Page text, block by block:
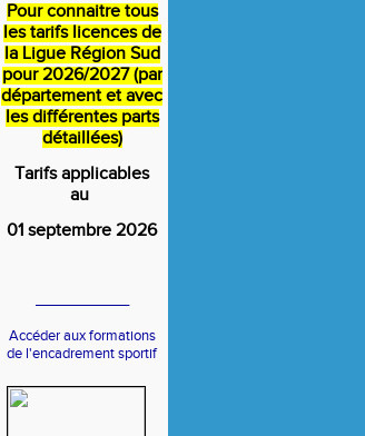
Pour connaitre tous
les tarifs licences de
la Ligue Région Sud
pour 2026/2027 (par
département et avec
les différentes parts
détaillées)
Tarifs applicables
au
01 septembre 2026
Accéder aux formations
de l'encadrement sportif